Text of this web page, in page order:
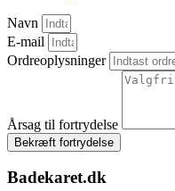
Navn
E-mail
Ordreoplysninger
Årsag til fortrydelse
Bekræft fortrydelse
Badekaret.dk